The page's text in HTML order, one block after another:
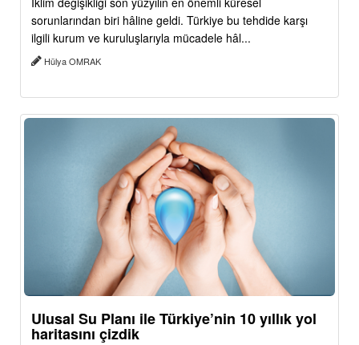
sorunlarından biri hâline geldi. Türkiye bu tehdide karşı
ilgili kurum ve kuruluşlarıyla mücadele hâl...
Hülya OMRAK
Ulusal Su Planı ile Türkiye’nin 10 yıllık yol
haritasını çizdik